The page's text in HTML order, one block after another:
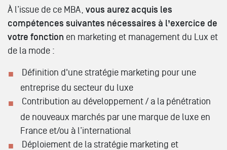
À l’issue de ce MBA, vous aurez acquis les
compétences suivantes nécessaires à l’exercice de
votre fonction en marketing et management du Lux et
de la mode :
Définition d'une stratégie marketing pour une
entreprise du secteur du luxe
Contribution au développement / a la pénétration
de nouveaux marchés par une marque de luxe en
France et/ou à l’international
Déploiement de la stratégie marketing et